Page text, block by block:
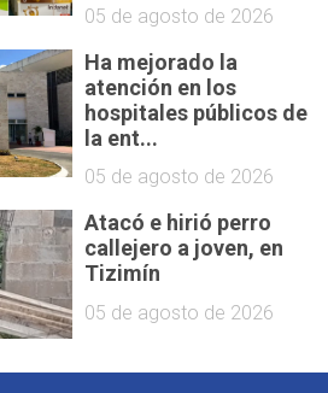
05 de agosto de 2026
Ha mejorado la
atención en los
hospitales públicos de
la ent...
05 de agosto de 2026
Atacó e hirió perro
callejero a joven, en
Tizimín
05 de agosto de 2026